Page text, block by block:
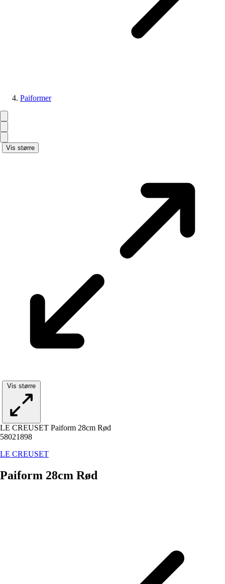
Paiformer
Vis større
Vis større
LE CREUSET Paiform 28cm Rød
58021898
LE CREUSET
Paiform 28cm Rød